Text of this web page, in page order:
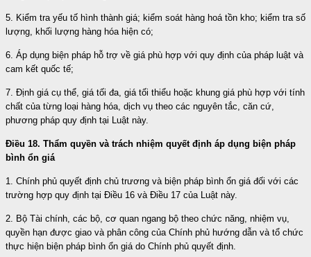
5. Kiểm tra yếu tố hình thành giá; kiểm soát hàng hoá tồn kho; kiểm tra số
lượng, khối lượng hàng hóa hiện có;
6. Áp dụng biện pháp hỗ trợ về giá phù hợp với quy định của pháp luật và
cam kết quốc tế;
7. Định giá cụ thể, giá tối đa, giá tối thiểu hoặc khung giá phù hợp với tính
chất của từng loại hàng hóa, dịch vụ theo các nguyên tắc, căn cứ,
phương pháp quy định tại Luật này.
Điều 18. Thẩm quyền và trách nhiệm quyết định áp dụng biện pháp
bình ổn giá
1. Chính phủ quyết định chủ trương và biện pháp bình ổn giá đối với các
trường hợp quy định tại Điều 16 và Điều 17 của Luật này.
2. Bộ Tài chính, các bộ, cơ quan ngang bộ theo chức năng, nhiệm vụ,
quyền hạn được giao và phân công của Chính phủ hướng dẫn và tổ chức
thực hiện biện pháp bình ổn giá do Chính phủ quyết định.